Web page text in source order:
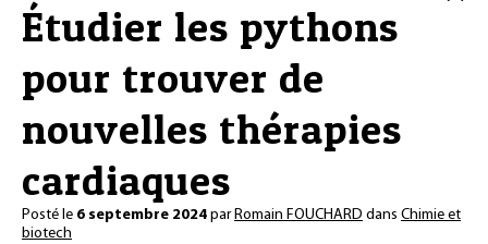
Étudier les pythons
pour trouver de
nouvelles thérapies
cardiaques
Posté le 6 septembre 2024 parRomain FOUCHARD dans Chimie et
biotech